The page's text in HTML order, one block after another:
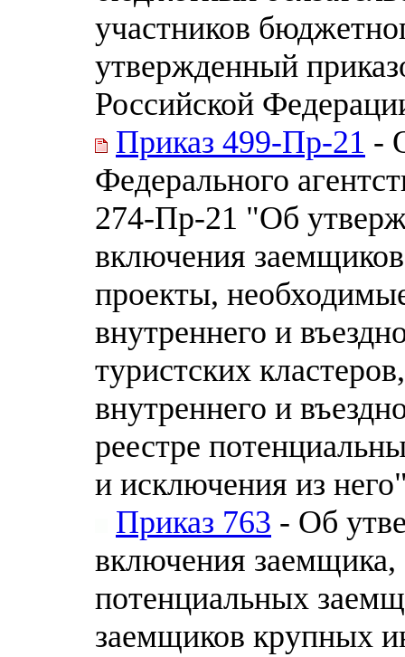
участников
утвержденный
Российской
Приказ 499-Пр-21 -
Федерального
274-Пр-21 "Об
включения
проекты,
внутреннего и
туристских
внутреннего и
реестре
и исключения из
Приказ 763 - Об
включения заемщика,
потенциальных
заемщиков крупных